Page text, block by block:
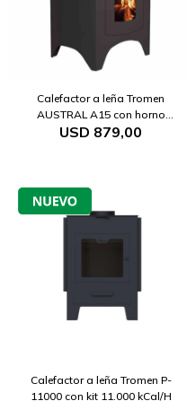
Calefactor a leña Tromen
AUSTRAL A15 con horno
15.000 kCal/H
USD 879,00
Calefactor a leña Tromen P-
11000 con kit 11.000 kCal/H